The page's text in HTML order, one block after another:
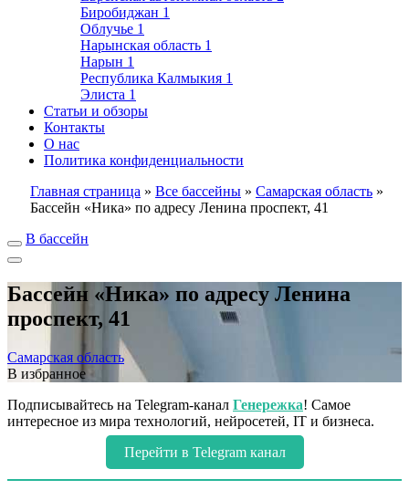
Биробиджан 1
Облучье 1
Нарынская область 1
Нарын 1
Республика Калмыкия 1
Элиста 1
Статьи и обзоры
Контакты
О нас
Политика конфиденциальности
Главная страница » Все бассейны » Самарская область »
Бассейн «Ника» по адресу Ленина проспект, 41
В бассейн
Бассейн «Ника» по адресу Ленина
проспект, 41
Самарская область
В избранное
Подписывайтесь на Telegram-канал Генережка! Самое
интересное из мира технологий, нейросетей, IT и бизнеса.
Перейти в Telegram канал